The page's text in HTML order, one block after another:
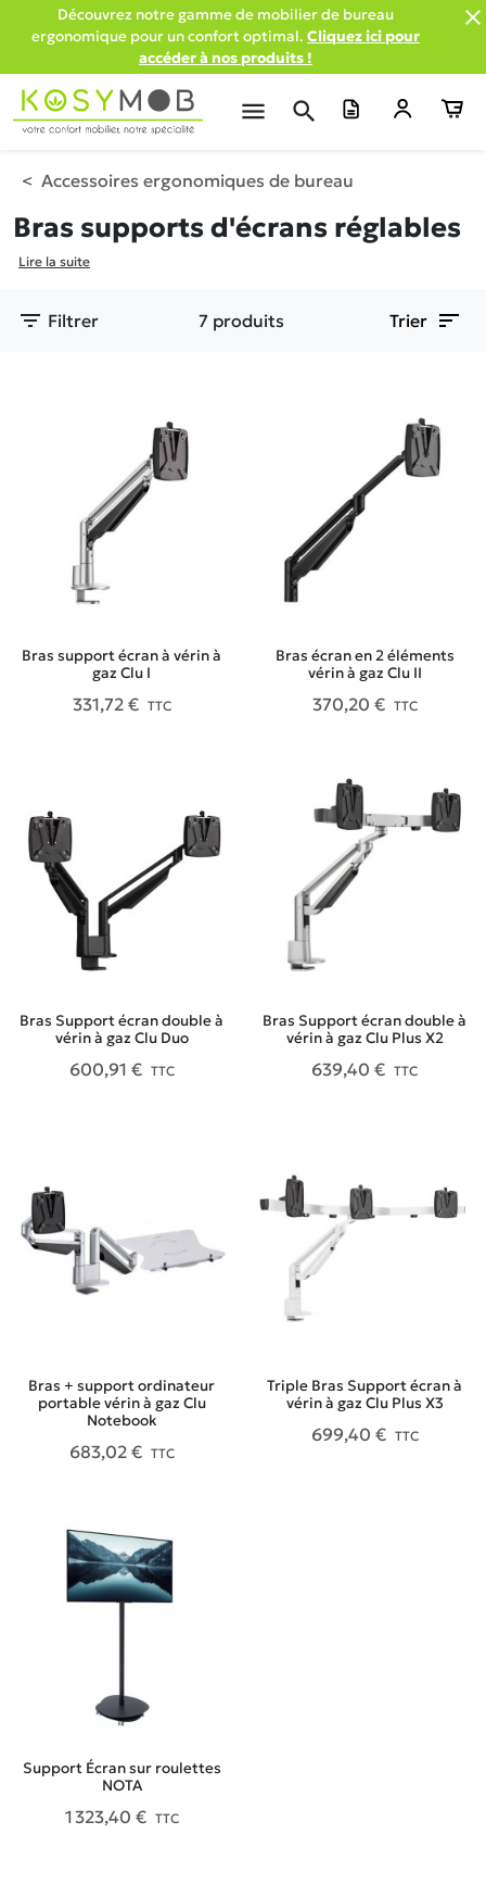
Découvrez notre gamme de mobilier de bureau
ergonomique pour un confort optimal. Cliquez ici pour
accéder à nos produits !

menu search
Accessoires ergonomiques de bureau
Bras supports d'écrans réglables
Lire la suite
filter_list Filtrer 7 produits Trier sort
Bras support écran à vérin à
gaz Clu I
331,72 € TTC
Bras écran en 2 éléments
vérin à gaz Clu II
370,20 € TTC
Bras Support écran double à
vérin à gaz Clu Duo
600,91 € TTC
Bras Support écran double à
vérin à gaz Clu Plus X2
639,40 € TTC
Bras + support ordinateur
portable vérin à gaz Clu
Notebook
683,02 € TTC
Triple Bras Support écran à
vérin à gaz Clu Plus X3
699,40 € TTC
Support Écran sur roulettes
NOTA
1 323,40 € TTC